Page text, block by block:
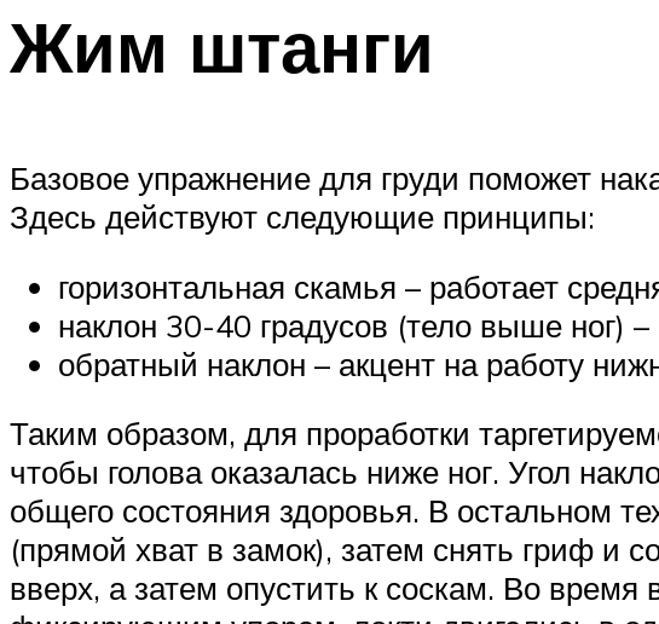
Жим штанги
Базовое упражнение для груди поможет
Здесь действуют следующие принципы:
горизонтальная скамья – работает
наклон 30-40 градусов (тело выше ног)
обратный наклон – акцент на работу
Таким образом, для проработки
чтобы голова оказалась ниже ног. Угол
общего состояния здоровья. В остальном
(прямой хват в замок), затем снять гриф и
вверх, а затем опустить к соскам. Во